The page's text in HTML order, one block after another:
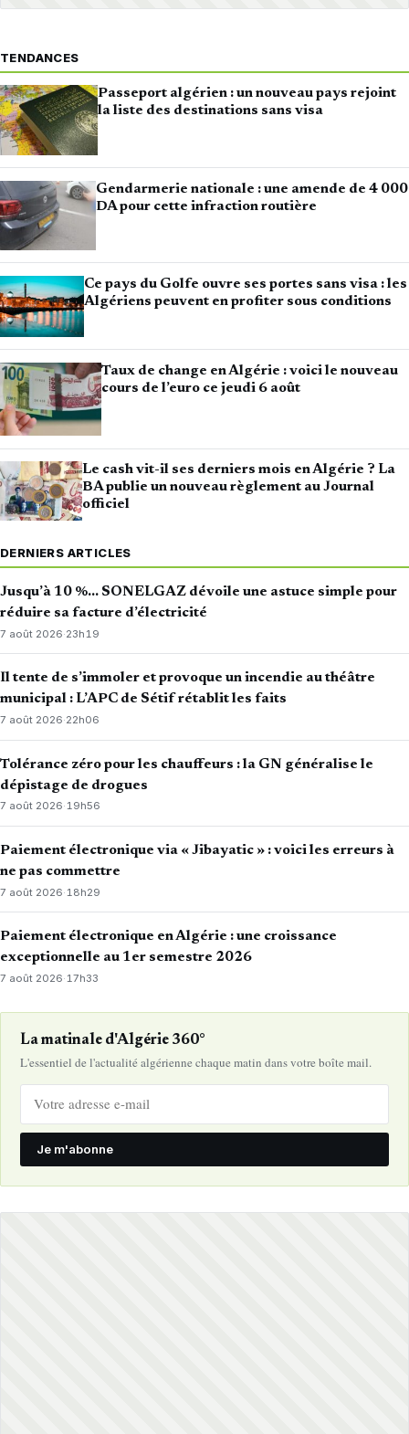
TENDANCES
Passeport algérien : un nouveau pays rejoint
la liste des destinations sans visa
Gendarmerie nationale : une amende de 4 000
DA pour cette infraction routière
Ce pays du Golfe ouvre ses portes sans visa : les
Algériens peuvent en profiter sous conditions
Taux de change en Algérie : voici le nouveau
cours de l’euro ce jeudi 6 août
Le cash vit-il ses derniers mois en Algérie ? La
BA publie un nouveau règlement au Journal
officiel
DERNIERS ARTICLES
Jusqu’à 10 %… SONELGAZ dévoile une astuce simple pour
réduire sa facture d’électricité
7 août 2026·23h19
Il tente de s’immoler et provoque un incendie au théâtre
municipal : L’APC de Sétif rétablit les faits
7 août 2026·22h06
Tolérance zéro pour les chauffeurs : la GN généralise le
dépistage de drogues
7 août 2026·19h56
Paiement électronique via « Jibayatic » : voici les erreurs à
ne pas commettre
7 août 2026· 18h29
Paiement électronique en Algérie : une croissance
exceptionnelle au 1er semestre 2026
7 août 2026·17h33
La matinale d'Algérie 360°
L'essentiel de l'actualité algérienne chaque matin dans votre boîte mail.
Je m'abonne